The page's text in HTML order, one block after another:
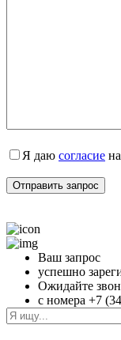
Я даю согласие на
Ваш запрос
успешно
Ожидайте
с номера +7